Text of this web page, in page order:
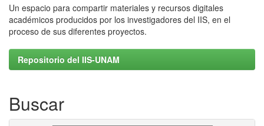
Un espacio para compartir materiales y recursos digitales
académicos producidos por los investigadores del IIS, en el
proceso de sus diferentes proyectos.
Repositorio del IIS-UNAM
Buscar